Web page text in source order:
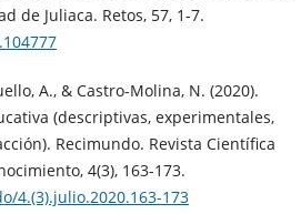
de Juliaca. Retos, 57, 1-7.
A., & Castro-Molina, N. (2020).
(descriptivas, experimentales,
Recimundo. Revista Científica
4(3), 163-173.
4.(3).julio.2020.163-173